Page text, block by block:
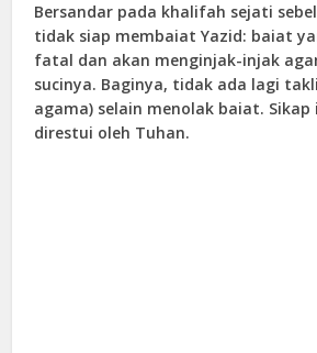
Bersandar pada khalifah sejati
tidak siap membaiat Yazid: baiat
fatal dan akan menginjak-injak
sucinya. Baginya, tidak ada lagi
agama) selain menolak baiat.
direstui oleh Tuhan.